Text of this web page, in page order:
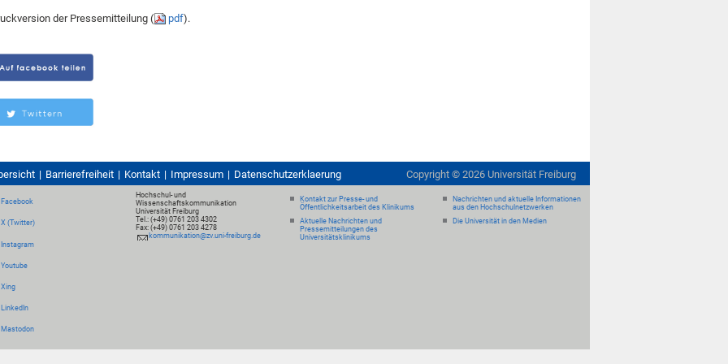
der Pressemitteilung ( pdf).
Barrierefreiheit Kontakt Impressum Datenschutzerklaerung Copyright © 2026 Universität Freiburg
Facebook
X (Twitter)
Instagram
Youtube
Xing
LinkedIn
Mastodon
Hochschul- und
Wissenschaftskommunikation
Universität Freiburg
Tel.: (+49) 0761 203 4302
Fax: (+49) 0761 203 4278
kommunikation@zv.uni-freiburg.de
Kontakt zur Presse- und
Öffentlichkeitsarbeit des Klinikums
Aktuelle Nachrichten und
Pressemitteilungen des
Universitätsklinikums
Nachrichten und aktuelle Informationen
aus den Hochschulnetzwerken
Die Universität in den Medien